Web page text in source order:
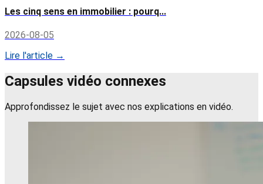
Les cinq sens en immobilier : pourq...
2026-08-05
Lire l'article →
Capsules vidéo connexes
Approfondissez le sujet avec nos explications en vidéo.